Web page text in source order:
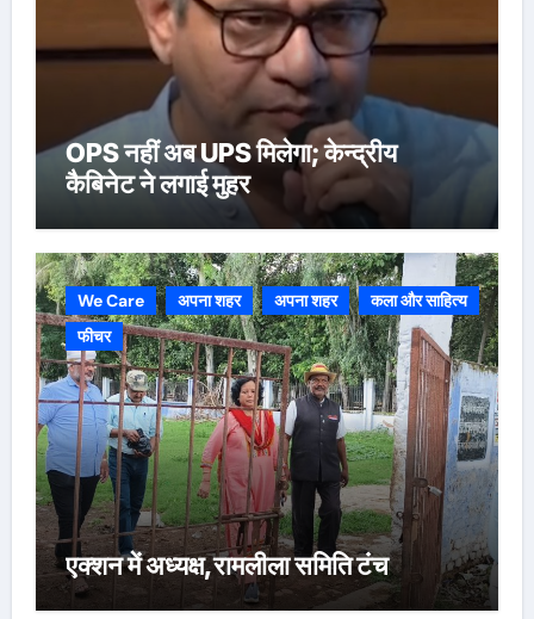
OPS नहीं अब UPS मिलेगा; केन्द्रीय
कैबिनेट ने लगाई मुहर
We Care अपना शहर अपना शहर
कला और साहित्य
फीचर
एक्शन में अध्यक्ष,रामलीला समिति टंच